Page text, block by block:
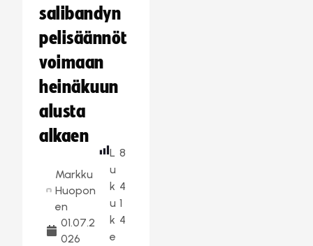
salibandyn
pelisäännöt
voimaan
heinäkuun
alusta
alkaen
Markku
Huopon
en
01.07.2
026
L
u
k
u
k
e
8
4
1
4